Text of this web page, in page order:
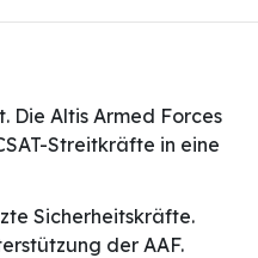
Die Altis Armed Forces
Streitkräfte in eine
Sicherheitskräfte.
der AAF.